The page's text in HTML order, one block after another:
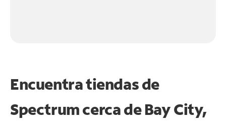
Encuentra tiendas de
Spectrum cerca deBay City,